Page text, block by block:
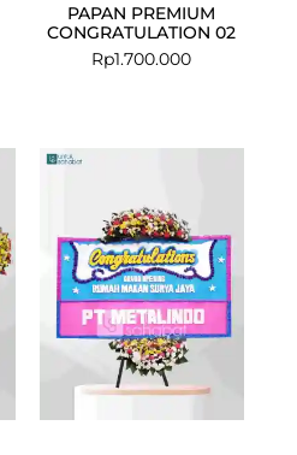
PAPAN PREMIUM
CONGRATULATION 02
Rp1.700.000